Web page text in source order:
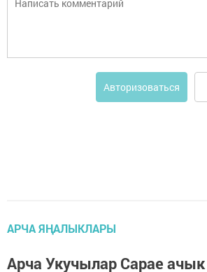
Авторизоваться
АРЧА ЯҢАЛЫКЛАРЫ
Арча Укучылар Сарае